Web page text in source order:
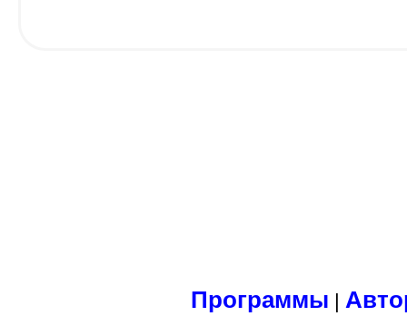
Программы |